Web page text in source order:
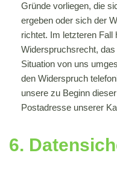
Gründe vorliegen, die
ergeben oder sich der
richtet. Im letzteren Fall
Widerspruchsrecht,
Situation von uns
den Widerspruch
unsere zu Beginn
Postadresse unserer
6.